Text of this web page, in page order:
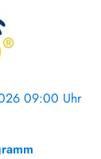
09:00 Uhr